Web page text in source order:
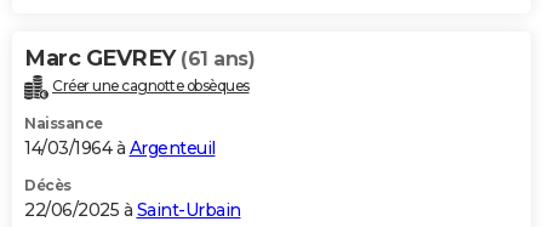
Marc GEVREY (61 ans)
Créer une cagnotte obsèques
Naissance
14/03/1964 à Argenteuil
Décès
22/06/2025 à Saint-Urbain